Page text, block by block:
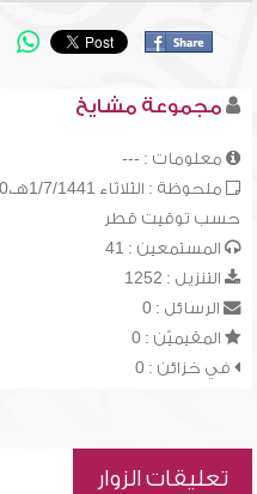
مجموعة مشايخ
معلومات : ---
حسب توقيت قطر
المستمعين : 41
التنزيل : 1252
الرسائل : 0
المقيميّن : 0
في خزائن : 0
تعليقات الزوار